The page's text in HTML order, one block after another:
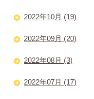
2022年10月 (19)
2022年09月 (20)
2022年08月 (3)
2022年07月 (17)